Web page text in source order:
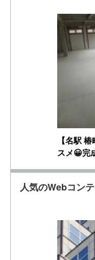
【名駅
スメ😀完
人気のWebコン